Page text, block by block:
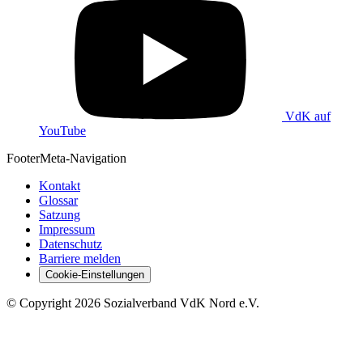
VdK auf
YouTube
FooterMeta-Navigation
Kontakt
Glossar
Satzung
Impressum
Datenschutz
Barriere melden
Cookie-Einstellungen
© Copyright 2026 Sozialverband VdK Nord e.V.